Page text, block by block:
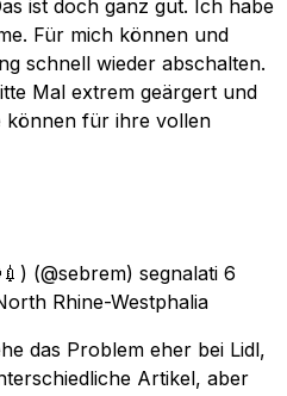
ist doch ganz gut. Ich habe
Für mich können und
schnell wieder abschalten.
Mal extrem geärgert und
können für ihre vollen
(@sebrem) segnalati 6
Rhine-Westphalia
das Problem eher bei Lidl,
Artikel, aber